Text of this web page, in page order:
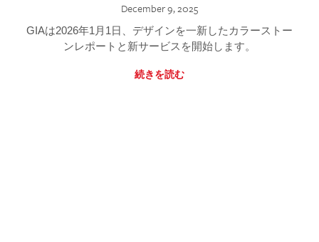
December 9, 2025
GIAは2026年1月1日、デザインを一新したカラーストー
ンレポートと新サービスを開始します。
続きを読む